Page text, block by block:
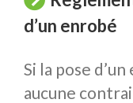
d’un enrobé
Si la pose
aucune